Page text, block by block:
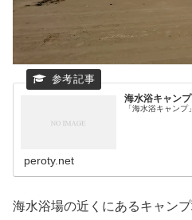
海水浴キャンプ
「海水浴キャンプ
peroty.net
海水浴場の近くにあるキャン